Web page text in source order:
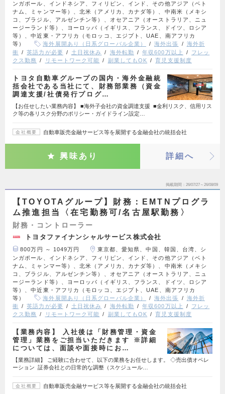
ンガポール、インドネシア、フィリピン、インド、その他アジア（ベト
ナム、ミャンマー等）、北米（アメリカ、カナダ等）、中南米（メキシ
コ、ブラジル、アルゼンチン等）、オセアニア（オーストラリア、ニュ
ージーランド等）、ヨーロッパ（イギリス、フランス、ドイツ、ロシア
等）、中近東・アフリカ（モロッコ、エジプト、UAE、南アフリカ
等）
海外展開あり（日系グローバル企業） 海外出張
海外折
衝
英語力が必要 土日祝休み 海外転勤 年収600万以上
フレッ
クス勤務
リモートワーク可能 副業してもOK 育児支援制度
トヨタ自動車グループの国内・海外金融統
括会社である当社にて、財務部業務（資金
調達支援/社債発行プログ…
【お任せしたい業務内容】 ■海外子会社の資金調達支援 ■金利リスク、信用リス
ク等の各リスク分野のポリシー・ガイドライン設定…
会社概要 自動車販売金融サービス等を展開する金融会社の統括会社
興味あり 詳細へ
掲載期間 26/07/27～26/08/09
【TOYOTAグループ】財務：EMTNプログラ
ム推進担当〈在宅勤務可/名古屋駅勤務〉
財務・コントローラー
トヨタファイナンシャルサービス株式会社
800万円 ～ 1049万円
東京都、愛知県、中国、韓国、台湾、シ
ンガポール、インドネシア、フィリピン、インド、その他アジア（ベト
ナム、ミャンマー等）、北米（アメリカ、カナダ等）、中南米（メキシ
コ、ブラジル、アルゼンチン等）、オセアニア（オーストラリア、ニュ
ージーランド等）、ヨーロッパ（イギリス、フランス、ドイツ、ロシア
等）、中近東・アフリカ（モロッコ、エジプト、UAE、南アフリカ
等）
海外展開あり（日系グローバル企業） 海外出張
海外折
衝
英語力が必要 土日祝休み 海外転勤 年収600万以上
フレッ
クス勤務
リモートワーク可能 副業してもOK 育児支援制度
【業務内容】 入社後は「財務管理・資金
管理」業務をご担当いただきます ※詳細
については、面談や面接時にお…
【業務詳細】 ご経験に合わせて、以下の業務をお任せします。 ◇売出債オペレ
ーション 証券会社との日常的な調整（スケジュール…
会社概要 自動車販売金融サービス等を展開する金融会社の統括会社